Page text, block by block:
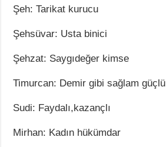
Şeh: Tarikat kurucu
Şehsüvar: Usta binici
Şehzat: Saygıdeğer kimse
Timurcan: Demir gibi sağlam güçlü
Sudi: Faydalı,kazançlı
Mirhan: Kadın hükümdar